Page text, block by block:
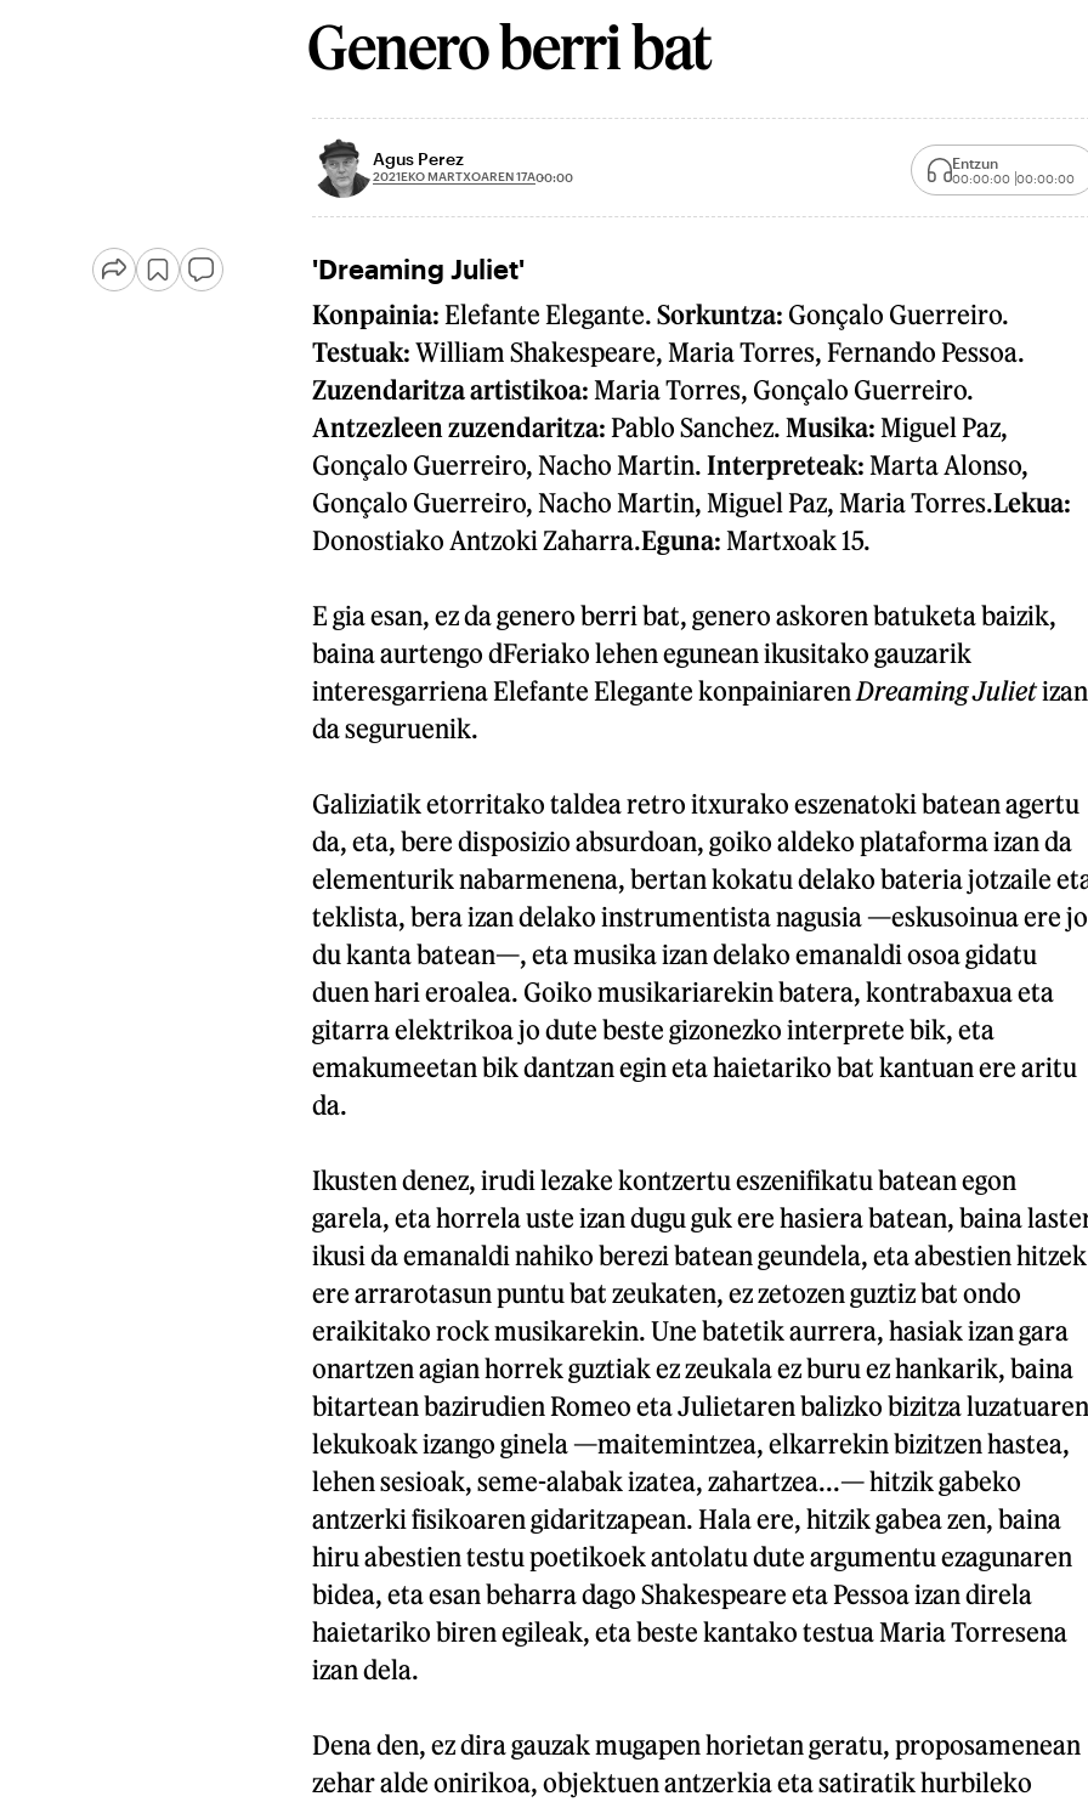
Genero berri bat
Agus Perez
2021EKO MARTXOAREN 17A00:00
Entzun
00:00:00 00:00:00
'Dreaming Juliet'
Konpainia: Elefante Elegante. Sorkuntza: Gonçalo Guerreiro.
Testuak: William Shakespeare, Maria Torres, Fernando Pessoa.
Zuzendaritza artistikoa: Maria Torres, Gonçalo Guerreiro.
Antzezleen zuzendaritza: Pablo Sanchez. Musika: Miguel Paz,
Gonçalo Guerreiro, Nacho Martin. Interpreteak: Marta Alonso,
Gonçalo Guerreiro, Nacho Martin, Miguel Paz, Maria Torres.Lekua:
Donostiako Antzoki Zaharra.Eguna: Martxoak 15.
E gia esan, ez da genero berri bat, genero askoren batuketa baizik,
baina aurtengo dFeriako lehen egunean ikusitako gauzarik
interesgarriena Elefante Elegante konpainiaren Dreaming Julietizan
da seguruenik.
Galiziatik etorritako taldea retro itxurako eszenatoki batean agertu
da, eta, bere disposizio absurdoan, goiko aldeko plataforma izan da
elementurik nabarmenena, bertan kokatu delako bateria jotzaile
teklista, bera izan delako instrumentista nagusia —eskusoinua ere jo
du kanta batean—, eta musika izan delako emanaldi osoa gidatu
duen hari eroalea. Goiko musikariarekin batera, kontrabaxua eta
gitarra elektrikoa jo dute beste gizonezko interprete bik, eta
emakumeetan bik dantzan egin eta haietariko bat kantuan ere aritu
da.
Ikusten denez, irudi lezake kontzertu eszenifikatu batean egon
garela, eta horrela uste izan dugu guk ere hasiera batean, baina
ikusi da emanaldi nahiko berezi batean geundela, eta abestien hitzek
ere arrarotasun puntu bat zeukaten, ez zetozen guztiz bat ondo
eraikitako rock musikarekin. Une batetik aurrera, hasiak izan gara
onartzen agian horrek guztiak ez zeukala ez buru ez hankarik, baina
bitartean bazirudien Romeo eta Julietaren balizko bizitza luzatuaren
lekukoak izango ginela —maitemintzea, elkarrekin bizitzen hastea,
lehen sesioak, seme-alabak izatea, zahartzea...— hitzik gabeko
antzerki fisikoaren gidaritzapean. Hala ere, hitzik gabea zen, baina
hiru abestien testu poetikoek antolatu dute argumentu ezagunaren
bidea, eta esan beharra dago Shakespeare eta Pessoa izan direla
haietariko biren egileak, eta beste kantako testua Maria Torresena
izan dela.
Dena den, ez dira gauzak mugapen horietan geratu, proposamenean
zehar alde onirikoa, objektuen antzerkia eta satiratik hurbileko